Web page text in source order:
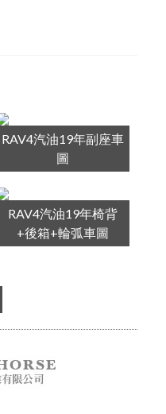
RAV4汽油19年副座車
圖
RAV4汽油19年椅背
+後箱+輪弧車圖